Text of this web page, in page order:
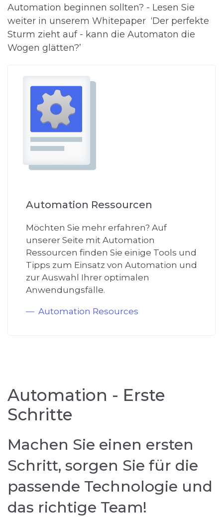
Automation beginnen sollten? - Lesen Sie
weiter in unserem Whitepaper ‘Der perfekte
Sturm zieht auf - kann die Automaton die
Wogen glätten?’
Automation Ressourcen
Möchten Sie mehr erfahren? Auf
unserer Seite mit Automation
Ressourcen finden Sie einige Tools und
Tipps zum Einsatz von Automation und
zur Auswahl Ihrer optimalen
Anwendungsfälle.
Automation Resources
Automation - Erste
Schritte
Machen Sie einen ersten
Schritt, sorgen Sie für die
passende Technologie und
das richtige Team!